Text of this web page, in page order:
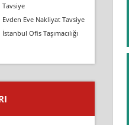
Tavsiye
Evden Eve Nakliyat Tavsiye
İstanbul Ofis Taşımacılığı